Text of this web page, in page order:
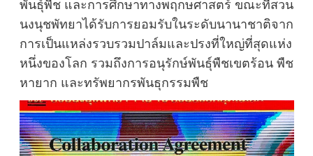
พันธุ์พืช และการศึกษาทางพฤกษศาสตร์ ขณะที่สวน
นงนุชพัทยาได้รับการยอมรับในระดับนานาชาติจาก
การเป็นแหล่งรวบรวมปาล์มและปรงที่ใหญ่ที่สุดแห่ง
หนึ่งของโลก รวมถึงการอนุรักษ์พันธุ์พืชเขตร้อน พืช
หายาก และทรัพยากรพันธุกรรมพืช